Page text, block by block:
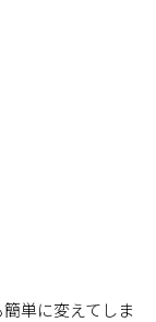
単に変えてしま